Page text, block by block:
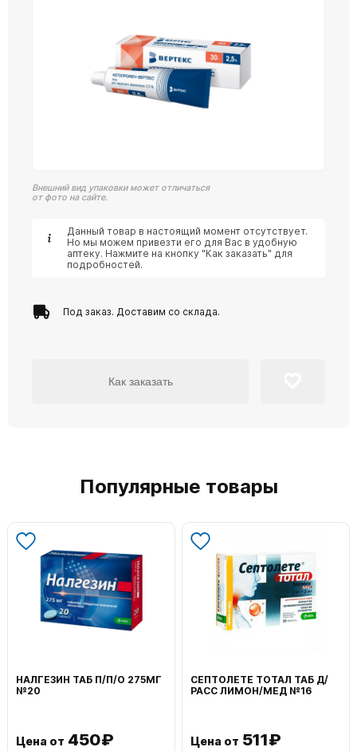
Внешний вид упаковки может отличаться
от фото на сайте.
Данный товар в настоящий момент отсутствует.
Но мы можем привезти его для Вас в удобную
аптеку. Нажмите на кнопку "Как заказать" для
подробностей.
Под заказ. Доставим со склада.
Как заказать
Популярные товары
НАЛГЕЗИН ТАБ П/П/О 275МГ
№20
Цена от 450₽
СЕПТОЛЕТЕ ТОТАЛ ТАБ Д/
РАСС ЛИМОН/МЕД №16
Цена от 511₽